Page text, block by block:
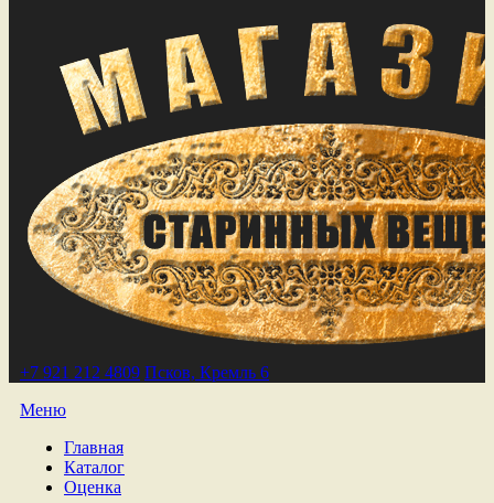
+7 921 212 4809 Псков, Кремль 6
Меню
Главная
Каталог
Оценка